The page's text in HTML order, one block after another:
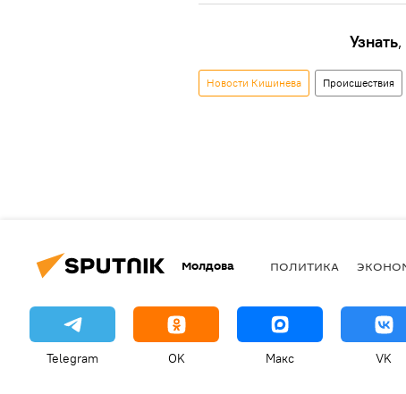
Узнать,
Новости Кишинева Происшествия
Молдова ПОЛИТИКА
Telegram OK Макс VK